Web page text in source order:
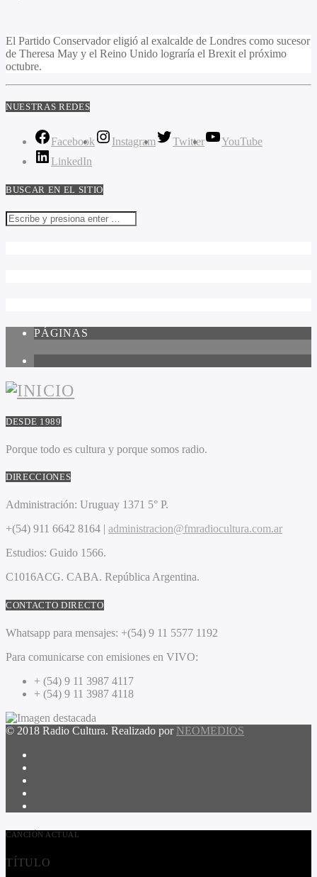
El Partido Conservador eligió al exalcalde de Londres como sucesor
de Theresa May y el Reino Unido lograría el Brexit el próximo
octubre.
NUESTRAS REDES
Facebook Instagram Twitter
YouTube
LinkedIn
BUSCAR EN EL SITIO
PÁGINAS
DESDE 1989
Porque todo es cultura y porque somos radio.
DIRECCIONES
Administración: Uruguay 1371 5° P.
+(54) 911 6642 8164 | administracion@fmradiocultura.com.ar
Estudios: Guido 1566.
C1016ACG. CABA. República Argentina.
CONTACTO DIRECTO
Whatsapp para mensajes: +(54) 9 11 5577 1192
Para comunicarse con emisiones en VIVO:
+ (54) 9 11 3987 4117
+ (54) 9 11 3987 4118
© 2018 Radio Cultura. Realizado por NEOMEDIOS
CANCIÓN ACTUAL
TÍTULO